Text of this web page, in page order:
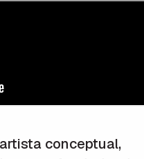
conceptual,